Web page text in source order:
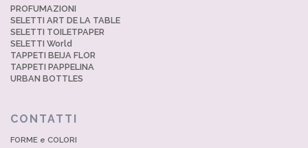
PROFUMAZIONI
SELETTI ART DE LA TABLE
SELETTI TOILETPAPER
SELETTI World
TAPPETI BEIJA FLOR
TAPPETI PAPPELINA
URBAN BOTTLES
CONTATTI
FORME e COLORI